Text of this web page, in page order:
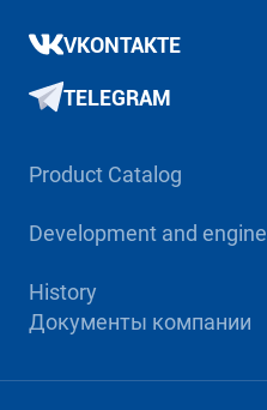
VKONTAKTE
TELEGRAM
Product Catalog
Development and
History
Документы компании